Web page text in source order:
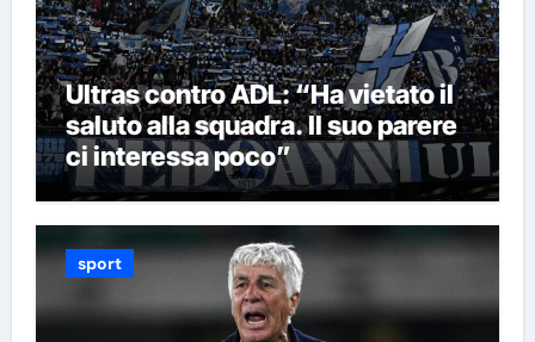
Ultras contro ADL: “Ha vietato il
saluto alla squadra. Il suo parere
ci interessa poco”
sport